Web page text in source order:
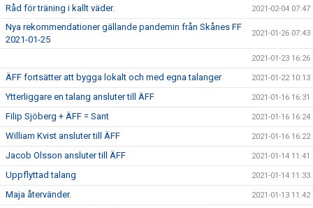
Råd för träning i kallt väder. 2021-02-04 07:47
Nya rekommendationer gällande pandemin från Skånes FF
2021-01-25
2021-01-26 07:43
2021-01-23 16:26
ÄFF fortsätter att bygga lokalt och med egna talanger 2021-01-22 10:13
Ytterliggare en talang ansluter till ÄFF 2021-01-16 16:31
Filip Sjöberg + ÄFF = Sant 2021-01-16 16:24
William Kvist ansluter till ÄFF 2021-01-16 16:22
Jacob Olsson ansluter till ÄFF 2021-01-14 11:41
Uppflyttad talang 2021-01-14 11:33
Maja återvänder. 2021-01-13 11:42